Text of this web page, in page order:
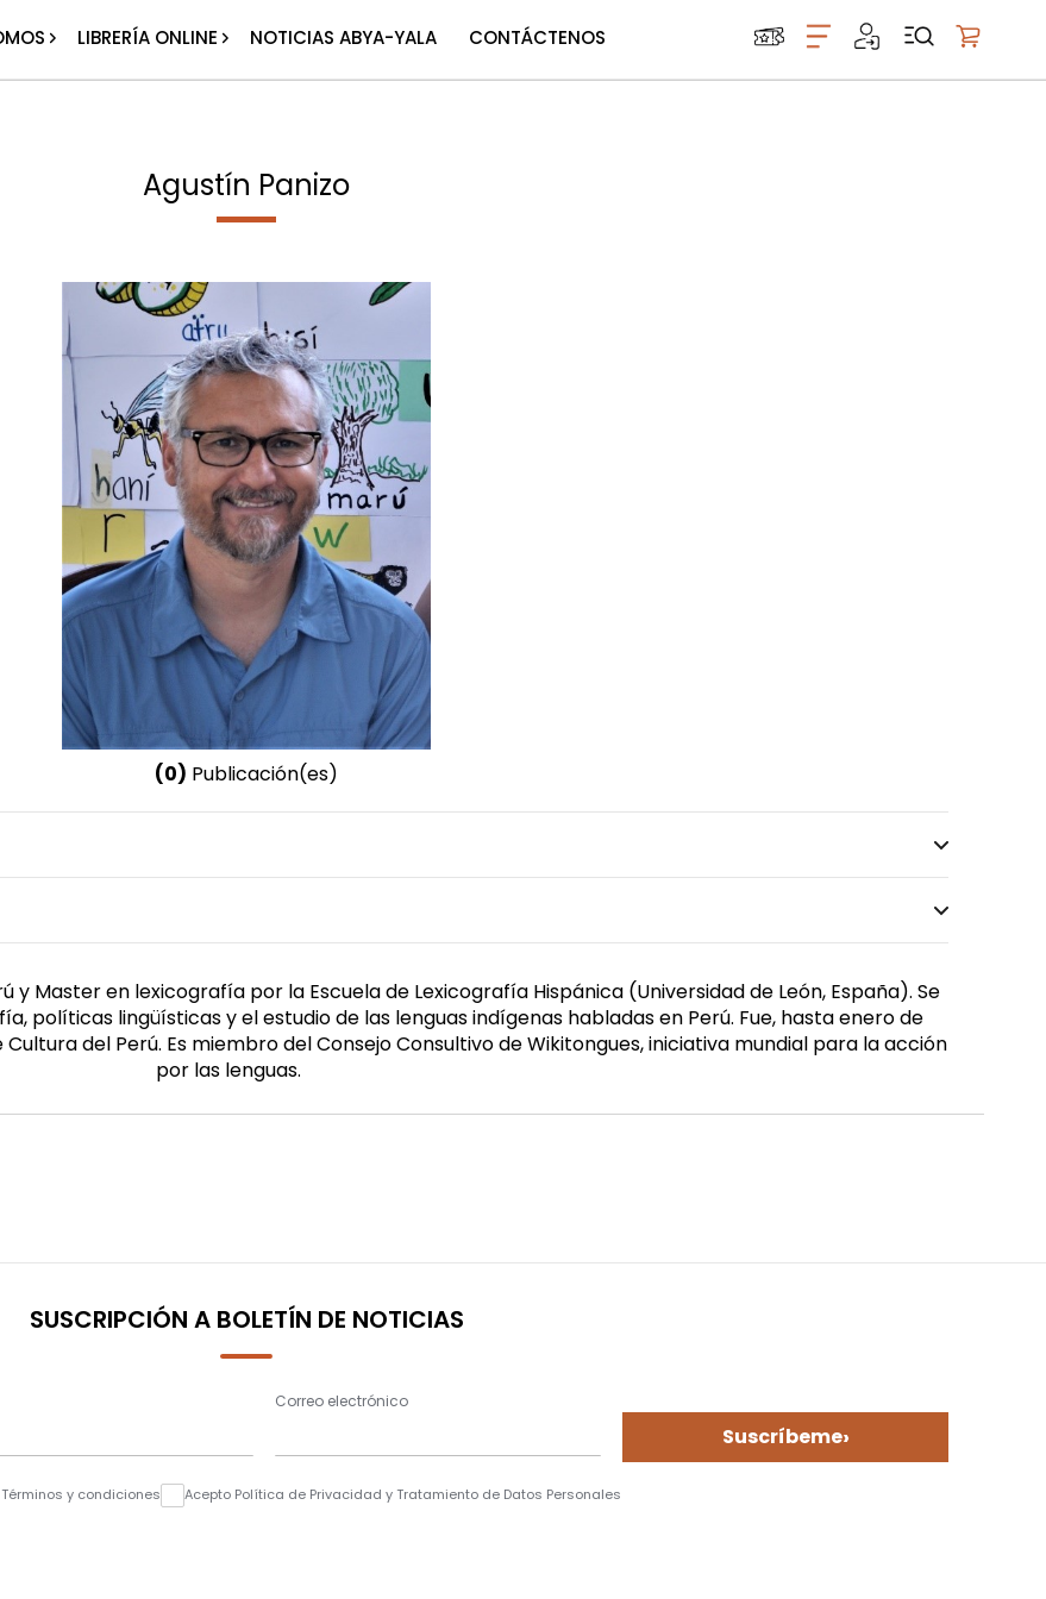
LIBRERÍA ONLINE NOTICIAS ABYA-YALA CONTÁCTENOS
Agustín Panizo
(0) Publicación(es)
Masculino
y Master en lexicografía por la Escuela de Lexicografía Hispánica (Universidad de León, España). Se
políticas lingüísticas y el estudio de las lenguas indígenas habladas en Perú. Fue, hasta enero de
del Perú. Es miembro del Consejo Consultivo de Wikitongues, iniciativa mundial para la acción
por las lenguas.
SUSCRIPCIÓN A BOLETÍN DE NOTICIAS
Correo electrónico
Suscríbeme›
y condiciones Acepto Política de Privacidad y Tratamiento de Datos Personales